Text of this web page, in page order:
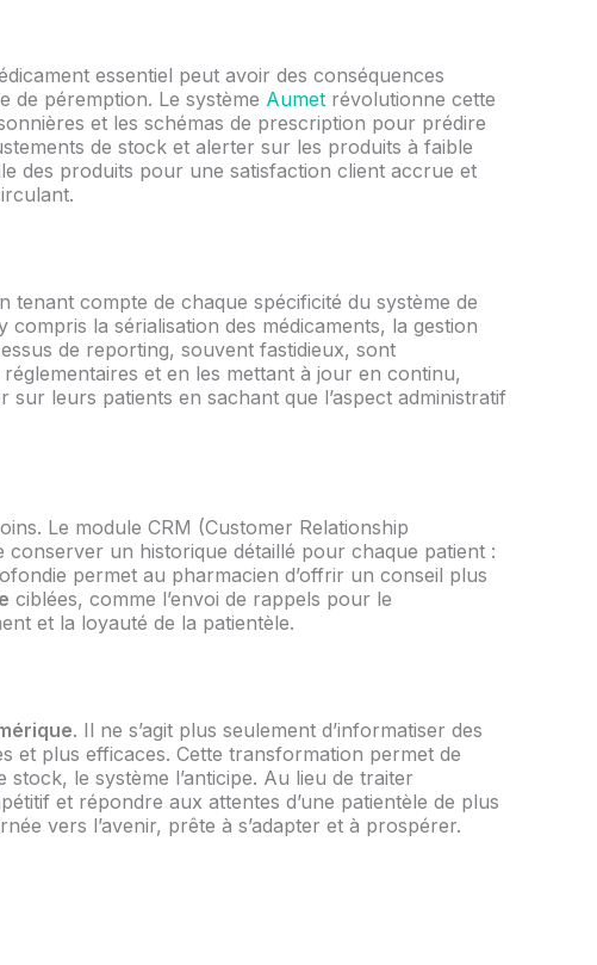
essentiel peut avoir des conséquences
de péremption. Le système Aumet révolutionne cette
et les schémas de prescription pour prédire
de stock et alerter sur les produits à faible
des produits pour une satisfaction client accrue et
tenant compte de chaque spécificité du système de
la sérialisation des médicaments, la gestion
de reporting, souvent fastidieux, sont
et en les mettant à jour en continu,
leurs patients en sachant que l’aspect administratif
Le module CRM (Customer Relationship
un historique détaillé pour chaque patient :
permet au pharmacien d’offrir un conseil plus
ciblées, comme l’envoi de rappels pour le
et la loyauté de la patientèle.
. Il ne s’agit plus seulement d’informatiser des
et plus efficaces. Cette transformation permet de
le système l’anticipe. Au lieu de traiter
et répondre aux attentes d’une patientèle de plus
vers l’avenir, prête à s’adapter et à prospérer.